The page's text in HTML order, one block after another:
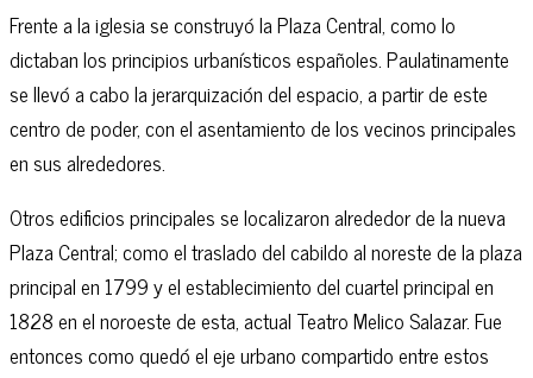
Frente a la iglesia se construyó la Plaza Central, como lo
dictaban los principios urbanísticos españoles. Paulatinamente
se llevó a cabo la jerarquización del espacio, a partir de este
centro de poder, con el asentamiento de los vecinos principales
en sus alrededores.
Otros edificios principales se localizaron alrededor de la nueva
Plaza Central; como el traslado del cabildo al noreste de la plaza
principal en 1799 y el establecimiento del cuartel principal en
1828 en el noroeste de esta, actual Teatro Melico Salazar. Fue
entonces como quedó el eje urbano compartido entre estos